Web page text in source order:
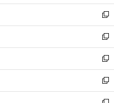
ウ
ィ
ン
ド
ウ
で
開
く
し
い
ウ
ィ
ン
ド
ウ
で
開
新
し
い
ウ
ィ
ン
ド
ウ
新
し
い
ウ
ィ
ン
新
し
い
ウ
新
し